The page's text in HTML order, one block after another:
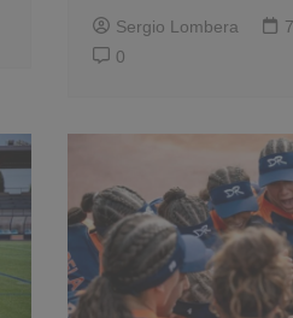
Sergio Lombera
0